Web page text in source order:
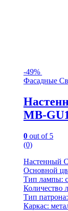
-49%
Фасадные
MB-
0 out of 5
(0)
Настенный
Основной
Тип лампы:
Количество
Тип
Каркас: